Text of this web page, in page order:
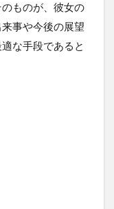
ものが、彼女の
事や今後の展望
な手段であると